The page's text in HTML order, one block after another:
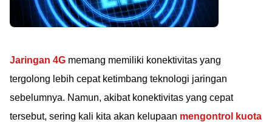
Jaringan 4G memang memiliki konektivitas yang
tergolong lebih cepat ketimbang teknologi jaringan
sebelumnya. Namun, akibat konektivitas yang cepat
tersebut, sering kali kita akan kelupaan mengontrol kuota